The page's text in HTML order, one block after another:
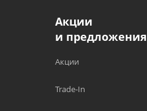
Акции
и предложения
Акции
Trade-In